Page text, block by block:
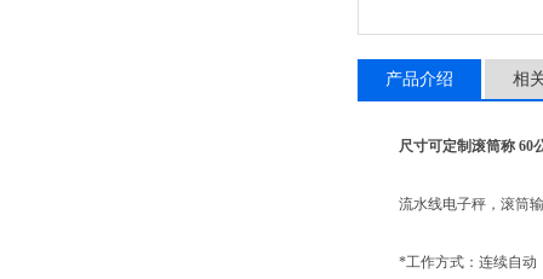
产品介绍 相
尺寸可定制滚筒称 60
流水线电子秤，滚筒输
*工作方式：连续自动